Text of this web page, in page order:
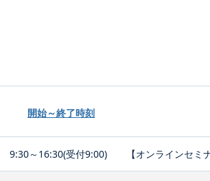
開始～終了時刻
9:30～16:30(受付9:00) 【オンラインセ